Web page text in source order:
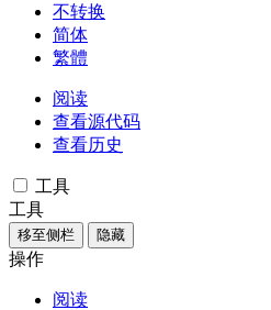
不转换
简体
繁體
阅读
查看源代码
查看历史
工具
工具
移至侧栏 隐藏
操作
阅读